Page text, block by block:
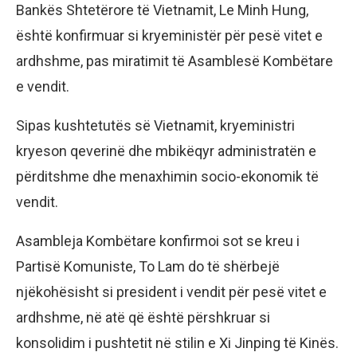
Bankës Shtetërore të Vietnamit, Le Minh Hung,
është konfirmuar si kryeministër për pesë vitet e
ardhshme, pas miratimit të Asamblesë Kombëtare
e vendit.
Sipas kushtetutës së Vietnamit, kryeministri
kryeson qeverinë dhe mbikëqyr administratën e
përditshme dhe menaxhimin socio-ekonomik të
vendit.
Asambleja Kombëtare konfirmoi sot se kreu i
Partisë Komuniste, To Lam do të shërbejë
njëkohësisht si president i vendit për pesë vitet e
ardhshme, në atë që është përshkruar si
konsolidim i pushtetit në stilin e Xi Jinping të Kinës.